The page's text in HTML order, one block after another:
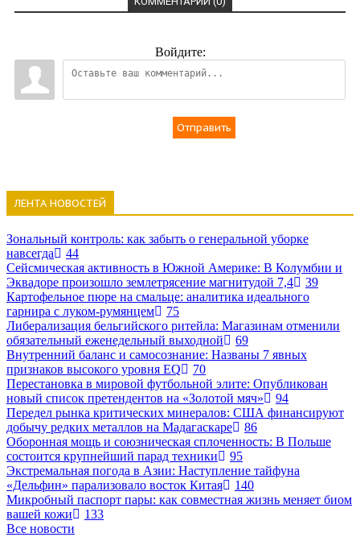
Войдите:
Отправить
ЛЕНТА НОВОСТЕЙ
Зональный контроль: как забыть о генеральной уборке
навсегда
44
Сейсмическая активность в Южной Америке: В Колумбии и
Эквадоре произошло землетрясение магнитудой 7,4
39
Картофельное пюре на смальце: аналитика идеального
гарнира с луком-румянцем
75
Либерализация бельгийского ритейла: Магазинам отменили
обязательный еженедельный выходной
69
Внутренний баланс и самосознание: Названы 7 явных
признаков высокого уровня EQ
70
Перестановка в мировой футбольной элите: Опубликован
новый список претендентов на «Золотой мяч»
94
Передел рынка критических минералов: США финансируют
добычу редких металлов на Мадагаскаре
86
Оборонная мощь и союзническая сплоченность: В Польше
состоится крупнейший парад техники
95
Экстремальная погода в Азии: Наступление тайфуна
«Дельфин» парализовало восток Китая
140
Микробный паспорт пары: как совместная жизнь меняет биом
вашей кожи
133
Все новости